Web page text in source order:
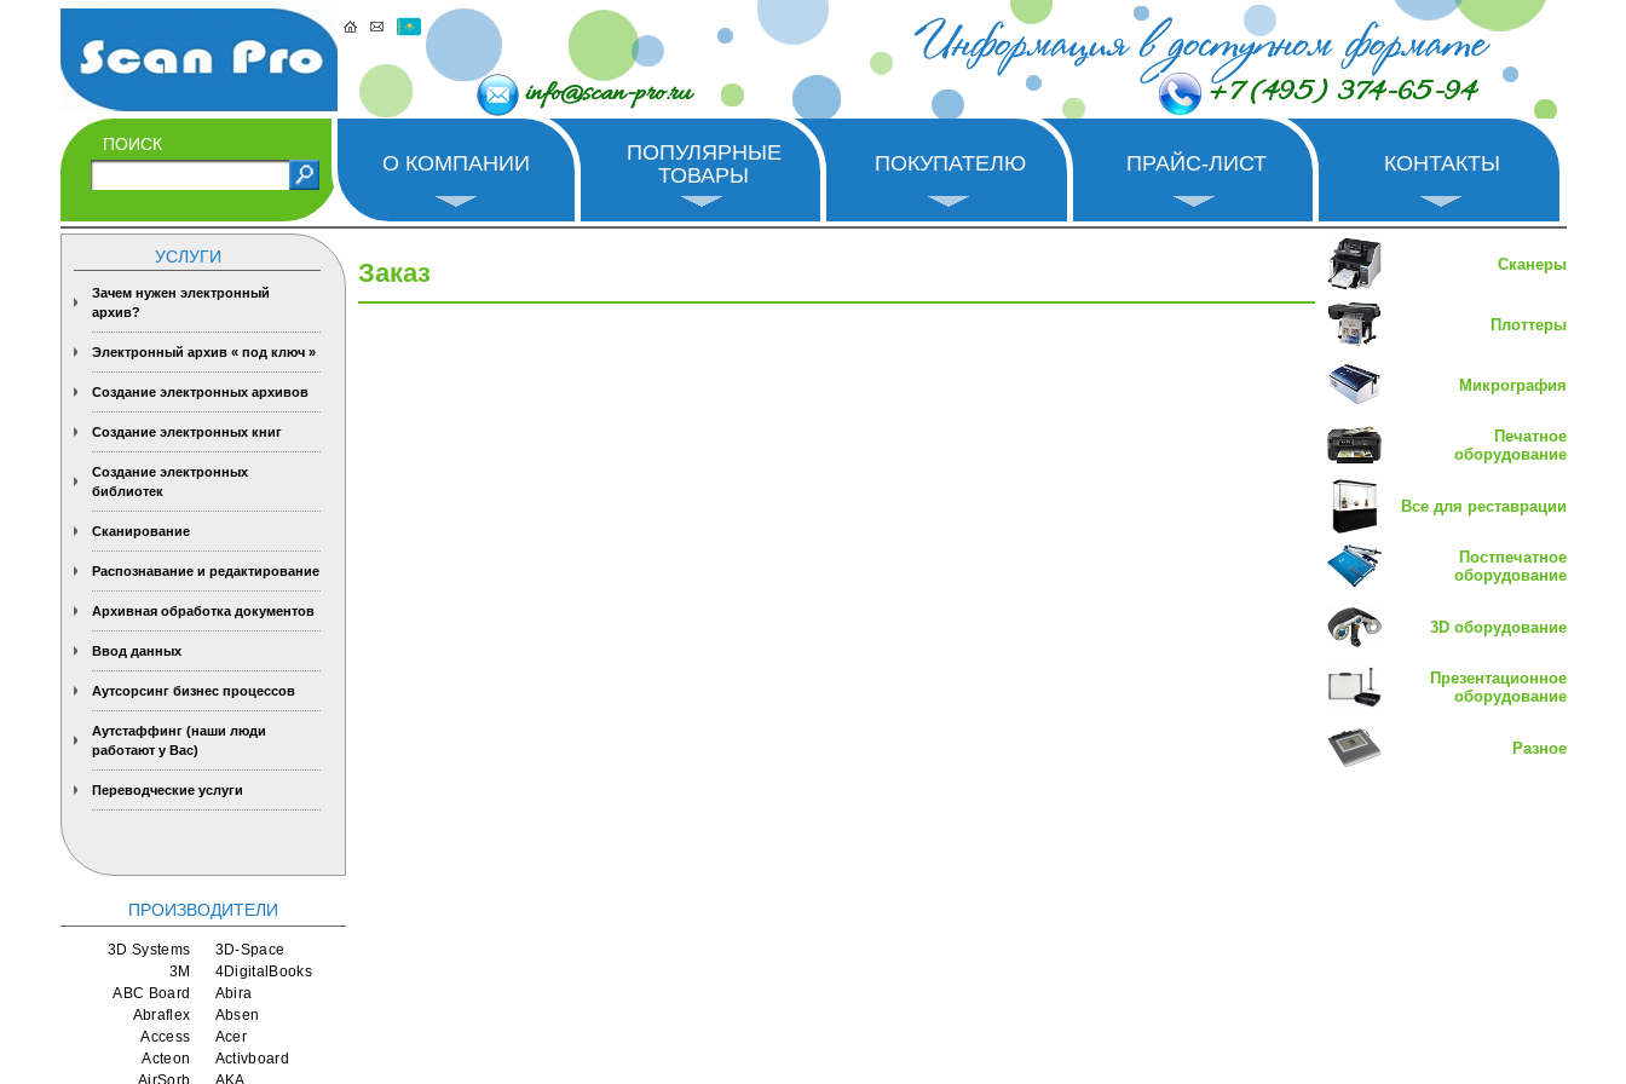
info@scan-pro.ru +7 (495) 374-65-94
ПОИСК
О КОМПАНИИ
ПОПУЛЯРНЫЕ
ТОВАРЫ
ПОКУПАТЕЛЮ ПРАЙС-ЛИСТ КОНТАКТЫ
УСЛУГИ
Зачем нужен электронный
архив?
Электронный архив « под ключ »
Создание электронных архивов
Создание электронных книг
Создание электронных
библиотек
Сканирование
Распознавание и редактирование
Архивная обработка документов
Ввод данных
Аутсорсинг бизнес процессов
Аутстаффинг (наши люди
работают у Вас)
Переводческие услуги
ПРОИЗВОДИТЕЛИ
3D Systems
3D-Space
3M
4DigitalBooks
ABC Board
Abira
Abraflex
Absen
Access
Acer
Acteon
Activboard
AirSorb
AKA
Заказ Сканеры
Плоттеры
Микрография
Печатное
оборудование
Все для реставрации
Постпечатное
оборудование
3D оборудование
Презентационное
оборудование
Разное